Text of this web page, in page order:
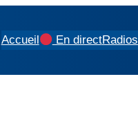
Accueil En directRadios